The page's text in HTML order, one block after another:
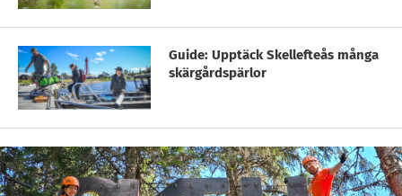
Guide: Upptäck Skellefteås många
skärgårdspärlor